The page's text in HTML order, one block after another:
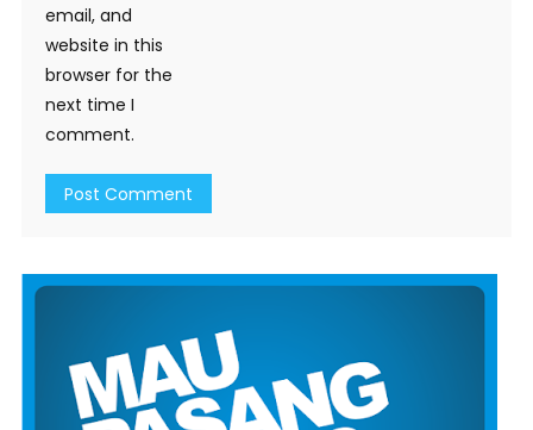
email, and
website in this
browser for the
next time I
comment.